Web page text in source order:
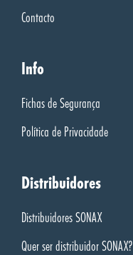
Contacto
Info
Fichas de Segurança
Política de Privacidade
Distribuidores
Distribuidores SONAX
Quer ser distribuidor SONAX?